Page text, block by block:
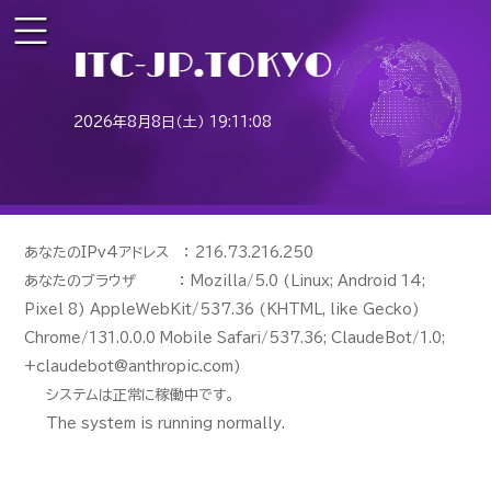
2026年8月8日（土） 19:11:08
システムは正常に稼働中です。
The system is running normally.
あなたのIPv4アドレス ： 216.73.216.250
あなたのブラウザ ： Mozilla/5.0 (Linux; Android 14;
Pixel 8) AppleWebKit/537.36 (KHTML, like Gecko)
Chrome/131.0.0.0 Mobile Safari/537.36; ClaudeBot/1.0;
+claudebot@anthropic.com)